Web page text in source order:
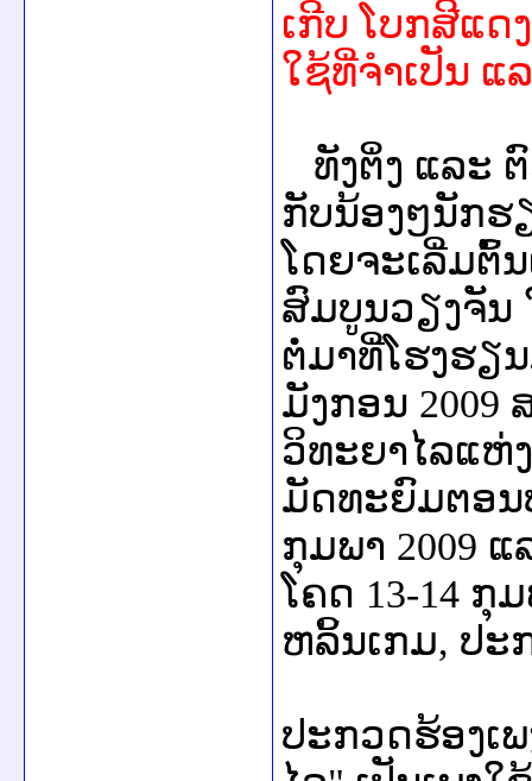
ເກີບ ໂບກສີແດ
ໃຊ້ທີ່ຈຳເປັນ ແ
ທັງຕິ່ງ ແລະ
ກັບນ້ອງໆນັກຮ
ໂດຍຈະເລີ່ມຕົ້
ສົມບູນວຽງຈັນ
ຕໍ່ມາທີ່ໂຮງຮ
ມັງກອນ 2009
ວິທະຍາໄລແຫ່
ມັດທະຍົມຕອນ
ກຸມພາ 2009 ແ
ໂຄດ 13-14 ກຸ
ຫລິ້ນເກມ, ປະ
ປະກວດຮ້ອງເ